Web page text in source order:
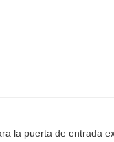
la puerta de entrada